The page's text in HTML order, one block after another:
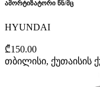
ამორტიზატორი წნ/მც
HYUNDAI
₾150.00
თბილისი, ქუთაისის